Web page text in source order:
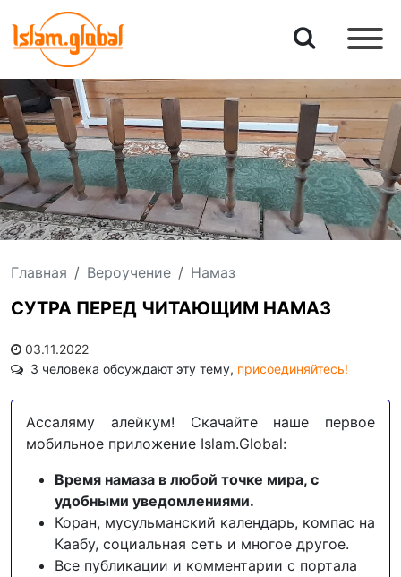
Главная Вероучение Намаз
СУТРА ПЕРЕД ЧИТАЮЩИМ НАМАЗ
03.11.2022
3 человека обсуждают эту тему, присоединяйтесь!
Ассаляму алейкум! Скачайте наше первое
мобильное приложение Islam.Global:
Время намаза в любой точке мира, с
удобными уведомлениями.
Коран, мусульманский календарь, компас на
Каабу, социальная сеть и многое другое.
Все публикации и комментарии с портала